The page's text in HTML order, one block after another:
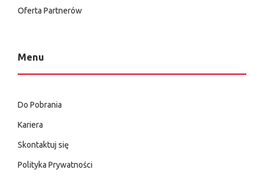
Oferta Partnerów
Menu
Do Pobrania
Kariera
Skontaktuj się
Polityka Prywatności